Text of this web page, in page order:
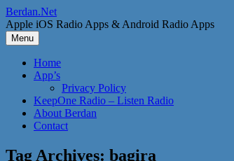
Skip
to
content
Berdan.Net
Apple iOS Radio Apps & Android Radio Apps
Menu
Home
App’s
Privacy Policy
KeepOne Radio – Listen Radio
About Berdan
Contact
Tag Archives: bagira